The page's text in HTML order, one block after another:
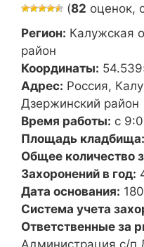
(82 оценок,
Регион: Калужская
район
Координаты:
Адрес: Россия,
Дзержинский район
Время работы: с
Площадь кладбища:
Общее количество
Захоронений в год:
Дата основания:
Система учета
Ответственные за
Администрация с/п